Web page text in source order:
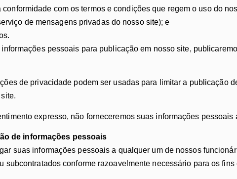
conformidade com os termos e condições que regem o uso do
de mensagens privadas do nosso site); e
pessoais para publicação em nosso site,
de privacidade podem ser usadas para limitar a publicação
expresso, não forneceremos suas informações
de informações pessoais
suas informações pessoais a qualquer um de nossos
subcontratados conforme razoavelmente necessário para os